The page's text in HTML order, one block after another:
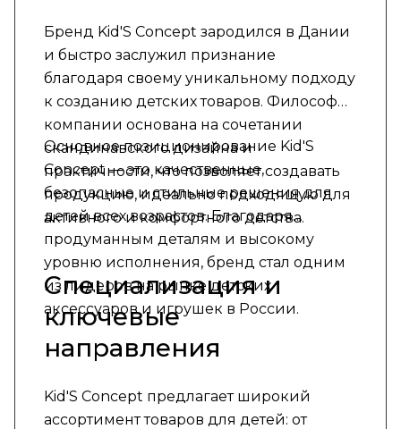
Бренд Kid'S Concept зародился в Дании
и быстро заслужил признание
благодаря своему уникальному подходу
к созданию детских товаров. Философия
компании основана на сочетании
скандинавского дизайна и
практичности, что позволяет создавать
продукцию, идеально подходящую для
активного и комфортного детства.
Основное позиционирование Kid'S
Concept — это качественные,
безопасные и стильные решения для
детей всех возрастов. Благодаря
продуманным деталям и высокому
уровню исполнения, бренд стал одним
из лидеров на рынке детских
аксессуаров и игрушек в России.
Специализация и
ключевые
направления
Kid'S Concept предлагает широкий
ассортимент товаров для детей: от